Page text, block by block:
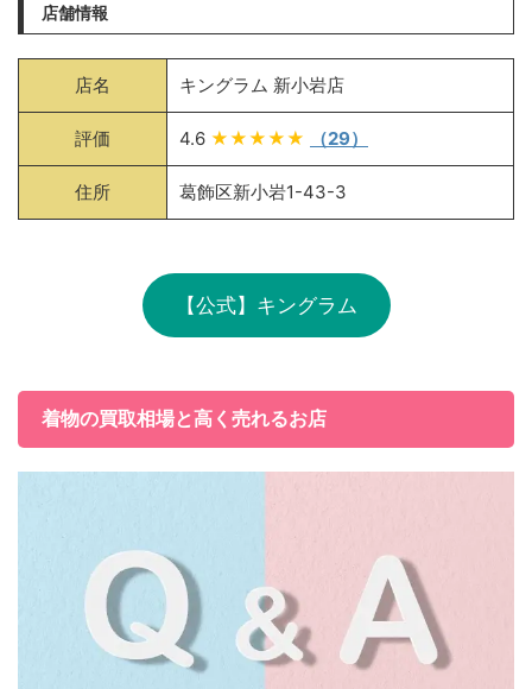
店舗情報
店名 キングラム 新小岩店
評価 4.6 ★★★★★ （29）
住所 葛飾区新小岩1-43-3
【公式】キングラム
着物の買取相場と高く売れるお店